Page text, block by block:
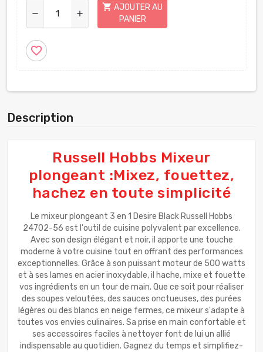
remove add
shopping_cart AJOUTER AU
PANIER
favorite_border
Description
Russell Hobbs Mixeur
plongeant :Mixez, fouettez,
hachez en toute simplicité
Le mixeur plongeant 3 en 1 Desire Black Russell Hobbs
24702-56 est l'outil de cuisine polyvalent par excellence.
Avec son design élégant et noir, il apporte une touche
moderne à votre cuisine tout en offrant des performances
exceptionnelles. Grâce à son puissant moteur de 500 watts
et à ses lames en acier inoxydable, il hache, mixe et fouette
vos ingrédients en un tour de main. Que ce soit pour réaliser
des soupes veloutées, des sauces onctueuses, des purées
légères ou des blancs en neige fermes, ce mixeur s'adapte à
toutes vos envies culinaires. Sa prise en main confortable et
ses accessoires faciles à nettoyer font de lui un allié
indispensable au quotidien. Gagnez du temps et simplifiez-